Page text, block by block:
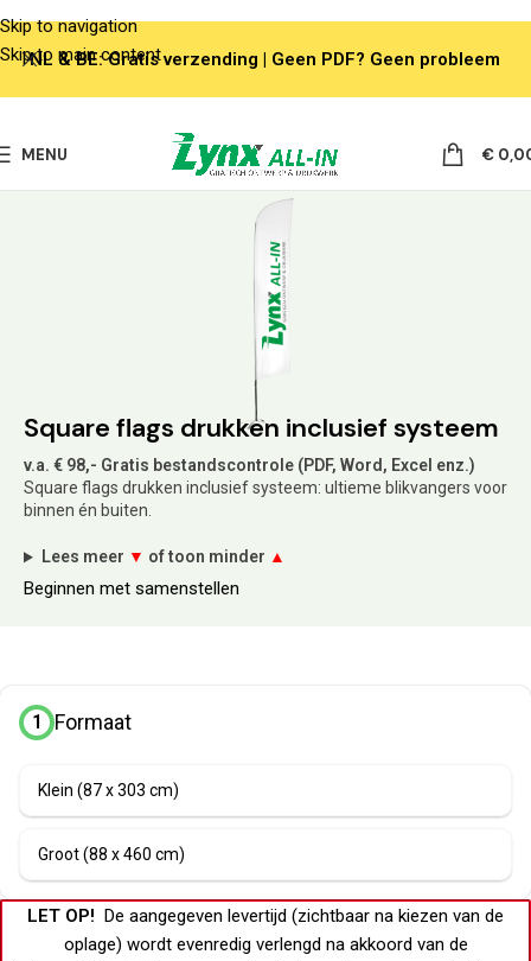
Skip to navigation
Skip to main content
MENU €
Square flags drukken inclusief systeem
v.a. € 98,- Gratis bestandscontrole (PDF, Word, Excel enz.)
Square flags drukken inclusief systeem: ultieme blikvangers voor
binnen én buiten.
Lees meer ▼ of toon minder ▲
Beginnen met samenstellen
1 Formaat
Klein (87 x 303 cm)
Groot (88 x 460 cm)
LET OP! De aangegeven levertijd (zichtbaar na kiezen van de
oplage) wordt evenredig verlengd na akkoord van de
NL & BE: Gratis verzending | Geen PDF? Geen probleem